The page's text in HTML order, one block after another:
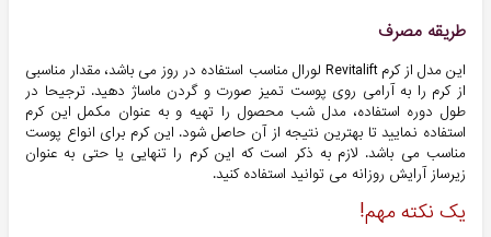
طریقه مصرف
این مدل از کرم Revitalift لورال مناسب استفاده در روز می باشد، مقدار مناسبی
از کرم را به آرامی روی پوست تمیز صورت و گردن ماساژ دهید. ترجیحا در
طول دوره استفاده، مدل شب محصول را تهیه و به عنوان مکمل این کرم
استفاده نمایید تا بهترین نتیجه از آن حاصل شود. این کرم برای انواع پوست
مناسب می باشد. لازم به ذکر است که این کرم را تنهایی یا حتی به عنوان
زیرساز آرایش روزانه می توانید استفاده کنید.
یک نکته مهم!